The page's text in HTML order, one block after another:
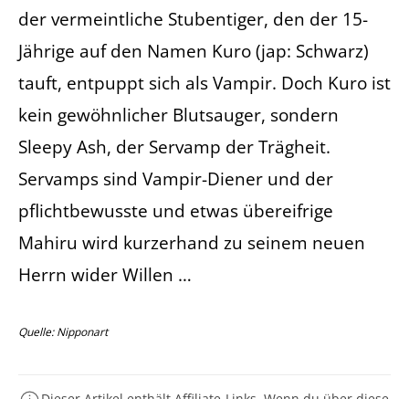
der vermeintliche Stubentiger, den der 15-
Jährige auf den Namen Kuro (jap: Schwarz)
tauft, entpuppt sich als Vampir. Doch Kuro ist
kein gewöhnlicher Blutsauger, sondern
Sleepy Ash, der Servamp der Trägheit.
Servamps sind Vampir-Diener und der
pflichtbewusste und etwas übereifrige
Mahiru wird kurzerhand zu seinem neuen
Herrn wider Willen …
Quelle: Nipponart